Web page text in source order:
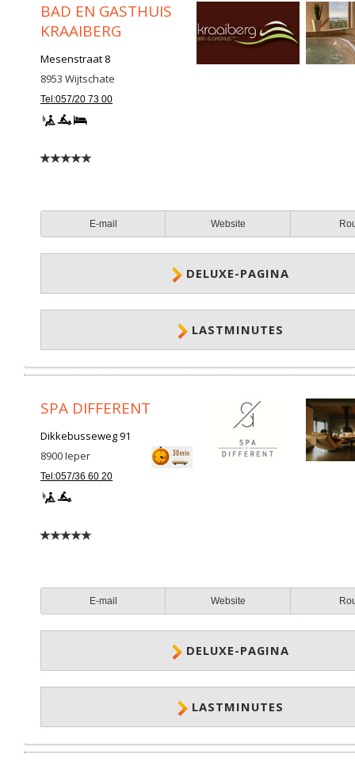
BAD EN GASTHUIS
KRAAIBERG
Mesenstraat 8
8953 Wijtschate
Tel:057/20 73 00
E-mail Website
DELUXE-PAGINA
LASTMINUTES
SPA DIFFERENT
Dikkebusseweg 91
8900Ieper
Tel:057/36 60 20
E-mail Website
DELUXE-PAGINA
LASTMINUTES